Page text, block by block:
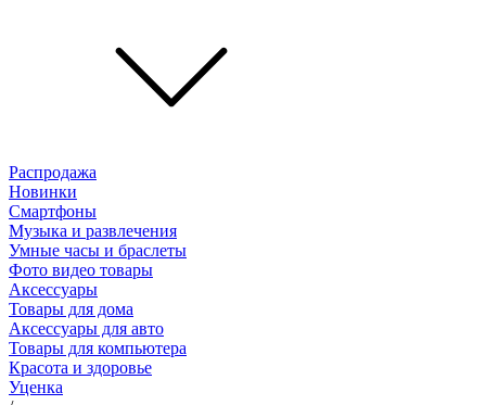
Распродажа
Новинки
Смартфоны
Музыка и развлечения
Умные часы и браслеты
Фото видео товары
Аксессуары
Товары для дома
Аксессуары для авто
Товары для компьютера
Красота и здоровье
Уценка